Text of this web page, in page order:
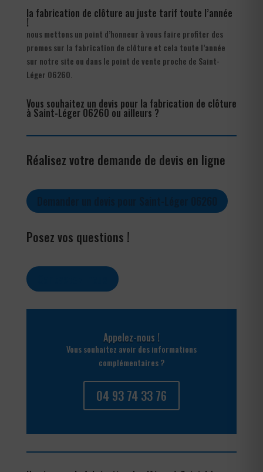
la fabrication de clôture au juste tarif toute l’année
!
nous mettons un point d’honneur à vous faire profiter des
promos sur la fabrication de clôture et cela toute l’année
sur notre site ou dans le point de vente proche de Saint-
Léger 06260.
Vous souhaitez un devis pour la fabrication de clôture
à Saint-Léger 06260 ou ailleurs ?
Réalisez votre demande de devis en ligne
Posez vos questions !
Appelez-nous !
Vous souhaitez avoir des informations
complémentaires ?
04 93 74 33 76